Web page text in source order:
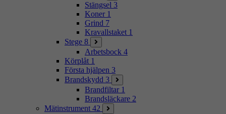
Stängsel 3
Koner 1
Grind 7
Kravallstaket 1
Stege 8
Arbetsbock 4
Körplåt 1
Första hjälpen 3
Brandskydd 3
Brandfiltar 1
Brandsläckare 2
Mätinstrument 42